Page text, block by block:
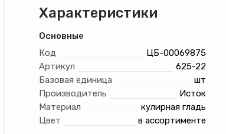
Характеристики
Основные
Код
ЦБ-00069875
Артикул
625-22
Базовая единица
шт
Производитель
Исток
Материал
кулирная гладь
Цвет
в ассортименте